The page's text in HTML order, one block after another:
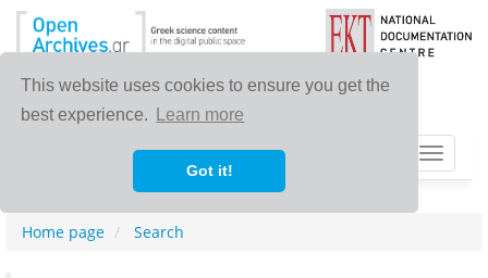
This website uses cookies to ensure you get the
best experience.
Learn more
Got it!
Toggle
Home page Search